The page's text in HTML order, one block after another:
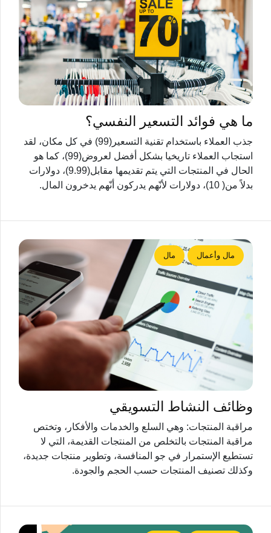
ما هي فوائد التسعير النفسي؟
جذب العملاء باستخدام تقنية التسعير(99) في كل مكان، لقد
استجاب العملاء تاريخيا بشكل أفضل لعروض(99)، كما هو
الحال في المنتجات التي يتم تقديمها مقابل(9.99)، دولارات
بدلاً من( 10)، دولارات لأنّهم يدركون أنّهم يدخرون المال.
مال وأعمال مال
وظائف النشاط التسويقي
مراقبة المنتجات: وهي السلع والخدمات والأفكار، وتختص
مراقبة المنتجات بالتخلص من المنتجات القديمة، التي لا
تستطيع الإستمرار في جو المنافسة، وتطوير منتجات جديدة،
وكذلك تصنيف المنتجات حسب الحجم والجودة.